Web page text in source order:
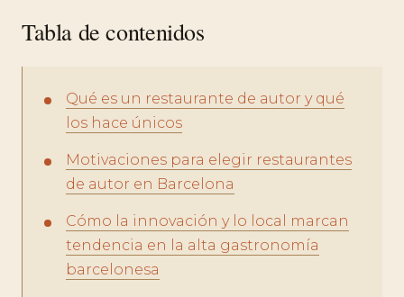
Tabla de contenidos
Qué es un restaurante de autor y qué
los hace únicos
Motivaciones para elegir restaurantes
de autor en Barcelona
Cómo la innovación y lo local marcan
tendencia en la alta gastronomía
barcelonesa